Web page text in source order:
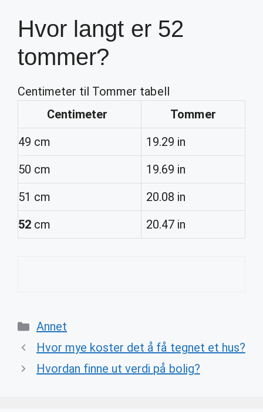
Hvor langt er 52
tommer?
Centimeter til Tommer tabell
Centimeter
Tommer
49 cm
19.29 in
50 cm
19.69 in
51 cm
20.08 in
52 cm 20.47 in
Categories
Annet
Hvor mye koster det å få tegnet et hus?
Hvordan finne ut verdi på bolig?